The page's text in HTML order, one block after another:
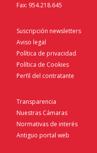
Fax: 954.218.645
Suscripción newsletters
Aviso legal
Política de privacidad
Política de Cookies
Perfil del contratante
Transparencia
Nuestras Cámaras
Normativas de interés
Antiguo portal web